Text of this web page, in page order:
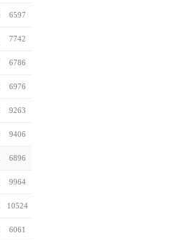
6597
7742
6786
6976
9263
9406
6896
9964
10524
6061